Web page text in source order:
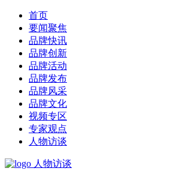
首页
要闻聚焦
品牌快讯
品牌创新
品牌活动
品牌发布
品牌风采
品牌文化
视频专区
专家观点
人物访谈
人物访谈